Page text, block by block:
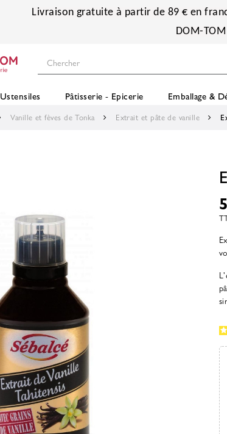
Livraison gratuite à partir de 89 € en
DOM-TOM
Ustensiles Pâtisserie - Epicerie Emballage &
Vanille et fèves de Tonka Extrait et pâte de vanille